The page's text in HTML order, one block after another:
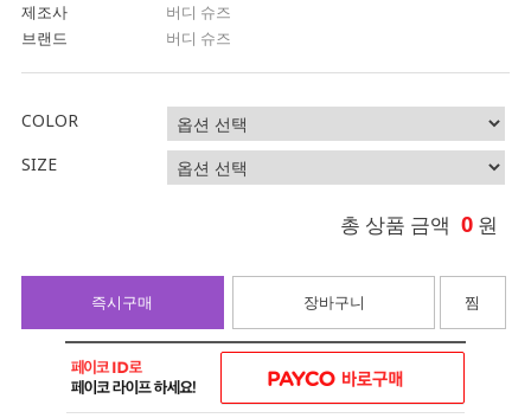
제조사
버디 슈즈
브랜드
버디 슈즈
COLOR
SIZE
총 상품 금액 0 원
즉시구매 장바구니 찜